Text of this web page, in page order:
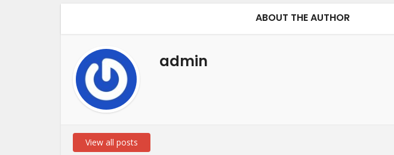
ABOUT THE AUTHOR
admin
View all posts